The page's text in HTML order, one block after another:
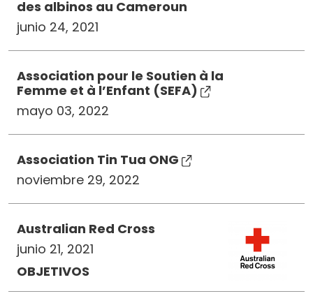
des albinos au Cameroun
junio 24, 2021
Association pour le Soutien à la
Femme et à l’Enfant (SEFA)
mayo 03, 2022
Association Tin Tua ONG
noviembre 29, 2022
Australian Red Cross
junio 21, 2021
OBJETIVOS